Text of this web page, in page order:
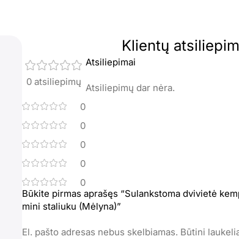
Klientų
0 atsiliepimų
0
0
0
0
0
Atsiliepimai
Atsiliepimų dar nėra.
Būkite pirmas aprašęs “Sulankstoma dvivietė
mini staliuku (Mėlyna)”
El. pašto adresas nebus skelbiamas. Būtini